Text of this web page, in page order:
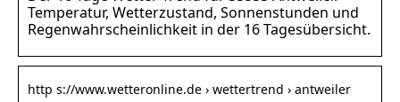
Temperatur, Wetterzustand, Sonnenstunden und
Regenwahrscheinlichkeit in der 16 Tagesübersicht.
http s://www.wetteronline.de › wettertrend › antweiler